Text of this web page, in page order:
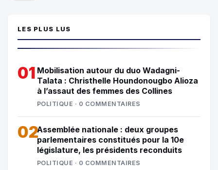
LES PLUS LUS
01 Mobilisation autour du duo Wadagni-
Talata : Christhelle Houndonougbo Alioza
à l’assaut des femmes des Collines
POLITIQUE · 0 COMMENTAIRES
02Assemblée nationale : deux groupes
parlementaires constitués pour la 10e
législature, les présidents reconduits
POLITIQUE · 0 COMMENTAIRES